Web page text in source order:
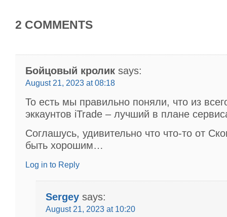
2 COMMENTS
Бойцовый кролик says:
August 21, 2023 at 08:18
То есть мы правильно поняли, что из
эккаунтов iTrade – лучший в плане
Соглашусь, удивительно что что-то от
быть хорошим…
Log in to Reply
Sergey says:
August 21, 2023 at 10:20